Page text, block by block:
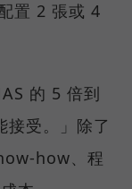
置 2 張或 4
的 5 倍到
接受。」除了
how、程